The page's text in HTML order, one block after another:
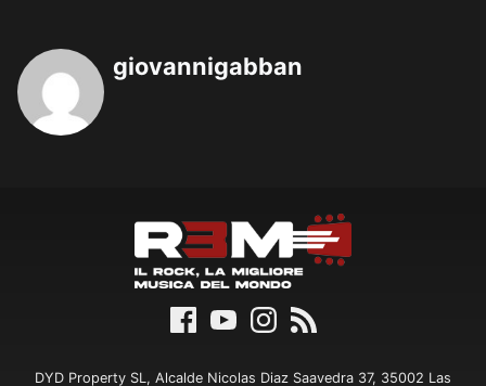
giovannigabban
DYD Property SL, Alcalde Nicolas Diaz Saavedra 37, 35002 Las